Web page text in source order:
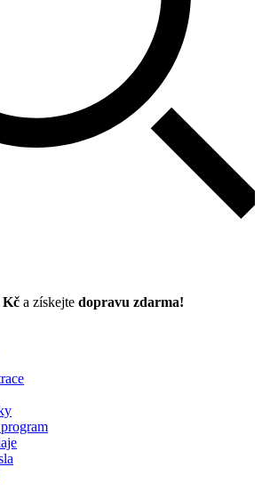
Kč a získejte dopravu zdarma!